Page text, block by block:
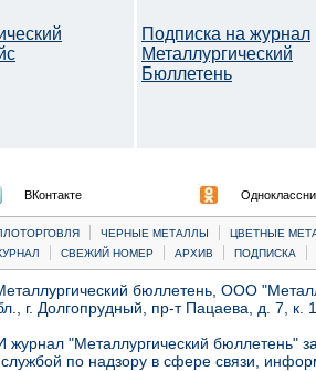
Подписка на журнал
Металлургический
Бюллетень
ВКонтакте
| ЧЕРНЫЕ МЕТАЛЛЫ |
ЦВЕТНЫЕ
| СВЕЖИЙ НОМЕР | АРХИВ | ПОДПИСКА |
бюллетень, ООО
г. Долгопрудный, пр-т Пацаева, д. 7,
"Металлургический бюллетень"
по надзору в сфере связи,